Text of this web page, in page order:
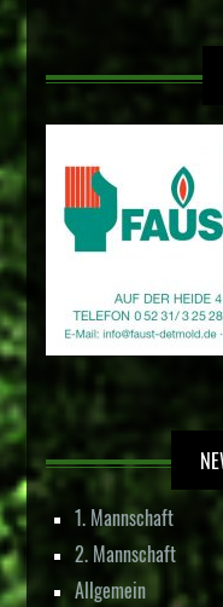
1. Mannschaft
2. Mannschaft
Allgemein